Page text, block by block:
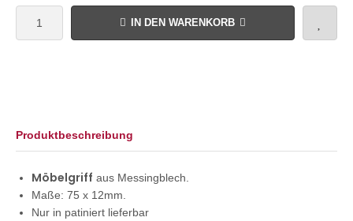
IN DEN WARENKORB
Produktbeschreibung
Möbelgriff aus Messingblech.
Maße: 75 x 12mm.
Nur in patiniert lieferbar